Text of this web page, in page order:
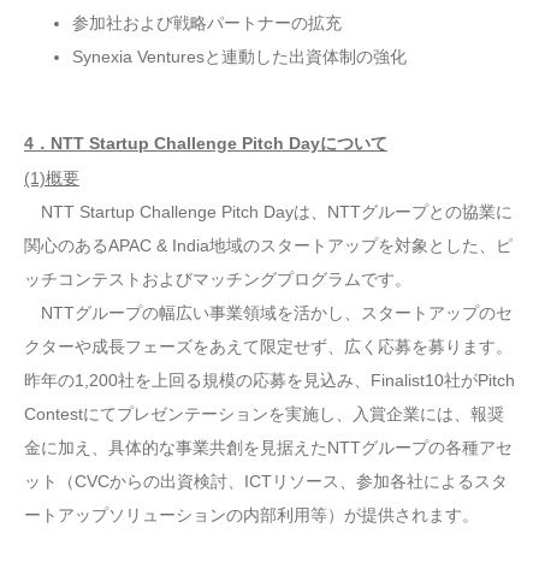
参加社および戦略パートナーの拡充
Synexia Venturesと連動した出資体制の強化
4．NTT Startup Challenge Pitch Dayについて
(1)概要
NTT Startup Challenge Pitch Dayは、NTTグループとの協業に
関心のあるAPAC & India地域のスタートアップを対象とした、ピ
ッチコンテストおよびマッチングプログラムです。
NTTグループの幅広い事業領域を活かし、スタートアップのセ
クターや成長フェーズをあえて限定せず、広く応募を募ります。
昨年の1,200社を上回る規模の応募を見込み、Finalist10社がPitch
Contestにてプレゼンテーションを実施し、入賞企業には、報奨
金に加え、具体的な事業共創を見据えたNTTグループの各種アセ
ット（CVCからの出資検討、ICTリソース、参加各社によるスタ
ートアップソリューションの内部利用等）が提供されます。